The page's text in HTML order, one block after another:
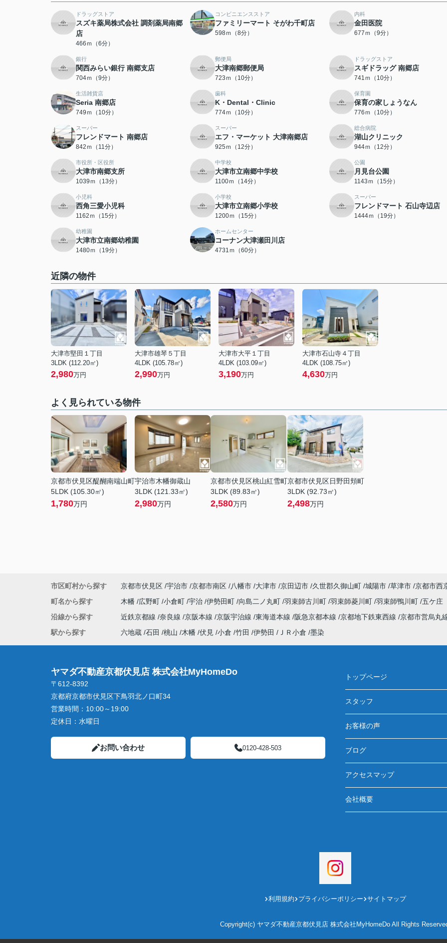
ドラッグストア
スズキ薬局株式会社 調剤薬局南郷
店
466ｍ（6分）
コンビニエンスストア
ファミリーマート そがわ千町店
598ｍ（8分）
内科
金田医院
677ｍ（9分）
銀行
関西みらい銀行 南郷支店
704ｍ（9分）
郵便局
大津南郷郵便局
723ｍ（10分）
ドラッグストア
スギドラッグ 南郷店
741ｍ（10分）
生活雑貨店
Seria 南郷店
749ｍ（10分）
歯科
K・Dental・Clinic
774ｍ（10分）
保育園
保育の家しょうなん
776ｍ（10分）
スーパー
フレンドマート 南郷店
842ｍ（11分）
スーパー
エフ・マーケット 大津南郷店
925ｍ（12分）
総合病院
湖山クリニック
944ｍ（12分）
市役所・区役所
大津市南郷支所
1039ｍ（13分）
中学校
大津市立南郷中学校
1100ｍ（14分）
公園
月見台公園
1143ｍ（15分）
小児科
西角三愛小児科
1162ｍ（15分）
小学校
大津市立南郷小学校
1200ｍ（15分）
スーパー
フレンドマート 石山寺辺店
1444ｍ（19分）
幼稚園
大津市立南郷幼稚園
1480ｍ（19分）
ホームセンター
コーナン大津瀬田川店
4731ｍ（60分）
近隣の物件
大津市堅田１丁目
3LDK (112.20㎡)
2,980万円
大津市雄琴５丁目
4LDK (105.78㎡)
2,990万円
大津市大平１丁目
4LDK (103.09㎡)
3,190万円
大津市石山寺４丁目
4LDK (108.75㎡)
4,630万円
よく見られている物件
京都市伏見区醍醐南端山町
5LDK (105.30㎡)
1,780万円
宇治市木幡御蔵山
3LDK (121.33㎡)
2,980万円
京都市伏見区桃山紅雪町
3LDK (89.83㎡)
2,580万円
京都市伏見区日野田頬町
3LDK (92.73㎡)
2,498万円
市区町村から探す 京都市伏見区 宇治市 京都市南区 八幡市 大津市 京田辺市 久世郡久御山町 城陽市 草津市 京都市西
町名から探す
木幡 広野町 小倉町 宇治 伊勢田町 向島二ノ丸町 羽束師古川町 羽束師菱川町 羽束師鴨川町 五ケ庄
沿線から探す
近鉄京都線 奈良線 京阪本線 京阪宇治線 東海道本線 阪急京都本線 京都地下鉄東西線 京都市営烏丸
駅から探す
六地蔵 石田 桃山 木幡 伏見 小倉 竹田 伊勢田 ＪＲ小倉 墨染
ヤマダ不動産京都伏見店 株式会社MyHomeDo
〒612-8392
京都府京都市伏見区下鳥羽北ノ口町34
営業時間： 10:00～19:00
定休日： 水曜日
お問い合わせ 0120-428-503
トップページ
スタッフ
お客様の声
ブログ
アクセスマップ
会社概要
利用規約 プライバシーポリシー サイトマップ
Copyright(c) ヤマダ不動産京都伏見店 株式会社MyHomeDo All Rights